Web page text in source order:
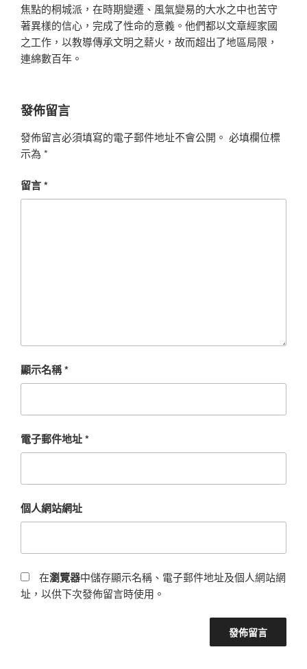
焦點的桐城派，在時期變遷、風氣變易的大水之中也苦守
著異樣的信心，完成了性命的意義。他們都以文章經家國
之工作，以教導傳承文明之薪火，故而超出了地區局限，
連綿數百年。
發佈留言
發佈留言必須填寫的電子郵件地址不會公開。 必填欄位標
示為 *
留言*
顯示名稱*
電子郵件地址*
個人網站網址
在瀏覽器中儲存顯示名稱、電子郵件地址及個人網站網
址，以供下次發佈留言時使用。